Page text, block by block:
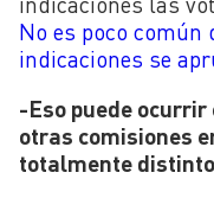
No es poco
indicaciones se
-Eso puede ocurrir
otras comisiones
totalmente